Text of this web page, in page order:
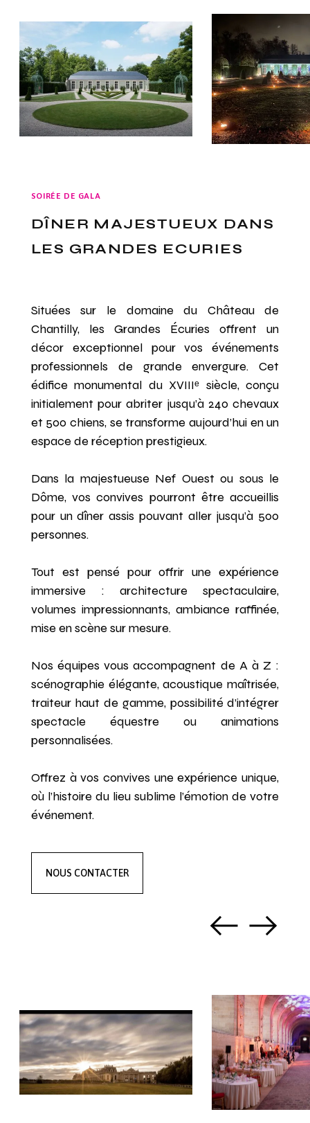
SOIRÉE DE GALA
DÎNER MAJESTUEUX DANS
LES GRANDES ECURIES
Situées sur le domaine du Château de
Chantilly, les Grandes Écuries offrent un
décor exceptionnel pour vos événements
professionnels de grande envergure. Cet
édifice monumental du XVIIIᵉ siècle, conçu
initialement pour abriter jusqu’à 240 chevaux
et 500 chiens, se transforme aujourd’hui en un
espace de réception prestigieux.
Dans la majestueuse Nef Ouest ou sous le
Dôme, vos convives pourront être accueillis
pour un dîner assis pouvant aller jusqu’à 500
personnes.
Tout est pensé pour offrir une expérience
immersive : architecture spectaculaire,
volumes impressionnants, ambiance raffinée,
mise en scène sur mesure.
Nos équipes vous accompagnent de A à Z :
scénographie élégante, acoustique maîtrisée,
traiteur haut de gamme, possibilité d’intégrer
spectacle équestre ou animations
personnalisées.
Offrez à vos convives une expérience unique,
où l’histoire du lieu sublime l’émotion de votre
événement.
NOUS CONTACTER